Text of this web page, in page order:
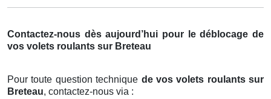
Contactez-nous dès aujourd’hui pour le déblocage de
vos volets roulants sur Breteau
Pour toute question technique de vos volets roulants sur
Breteau, contactez-nous via :